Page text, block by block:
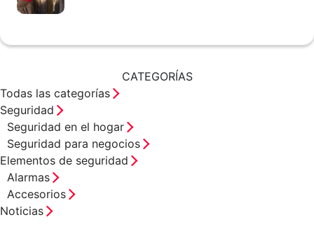
CATEGORÍAS
Todas las categorías
Seguridad
Seguridad en el hogar
Seguridad para negocios
Elementos de seguridad
Alarmas
Accesorios
Noticias